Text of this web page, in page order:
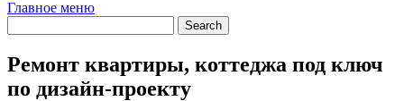
Главное меню
Ремонт квартиры, коттеджа под ключ
по дизайн-проекту